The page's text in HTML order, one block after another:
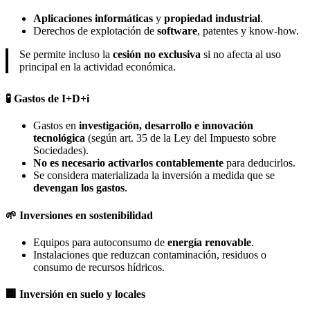
Aplicaciones informáticas y propiedad industrial.
Derechos de explotación de software, patentes y know-how.
Se permite incluso la cesión no exclusiva si no afecta al uso
principal en la actividad económica.
🧪 Gastos de I+D+i
Gastos en investigación, desarrollo e innovación
tecnológica (según art. 35 de la Ley del Impuesto sobre
Sociedades).
No es necesario activarlos contablemente para deducirlos.
Se considera materializada la inversión a medida que se
devengan los gastos.
🌱 Inversiones en sostenibilidad
Equipos para autoconsumo de energía renovable.
Instalaciones que reduzcan contaminación, residuos o
consumo de recursos hídricos.
🏢 Inversión en suelo y locales